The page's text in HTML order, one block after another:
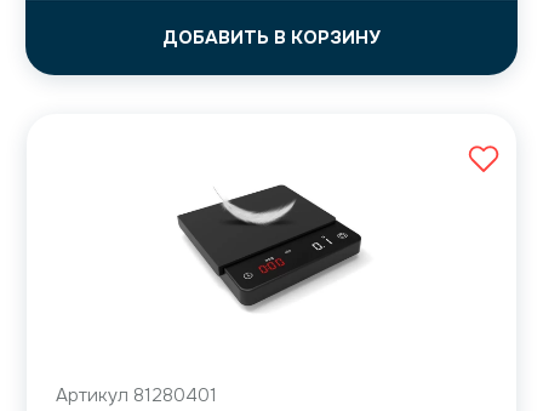
ДОБАВИТЬ В КОРЗИНУ
Артикул 81280401